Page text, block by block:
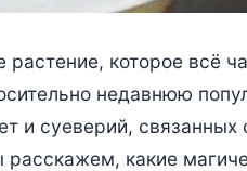
которое всё
недавнюю
и суеверий, связанных
какие